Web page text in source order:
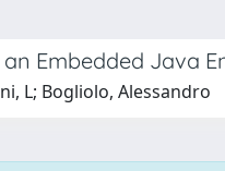
Embedded Java
L; Bogliolo, Alessandro